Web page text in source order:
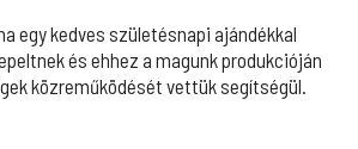
egy kedves születésnapi ajándékkal
és ehhez a magunk produkcióján
közreműködését vettük segítségül.